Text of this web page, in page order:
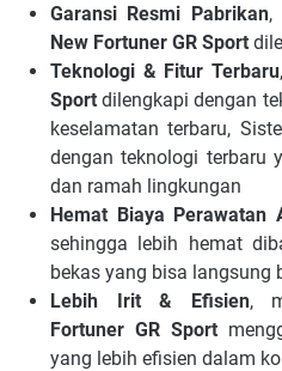
Garansi Resmi Pabrikan,
New Fortuner GR Sport
Teknologi & Fitur Terbaru
Sport dilengkapi dengan
keselamatan terbaru,
dengan teknologi terbaru
dan ramah lingkungan
Hemat Biaya Perawatan
sehingga lebih hemat
bekas yang bisa langsung
Lebih Irit & Efisien,
Fortuner GR Sport
yang lebih efisien dalam